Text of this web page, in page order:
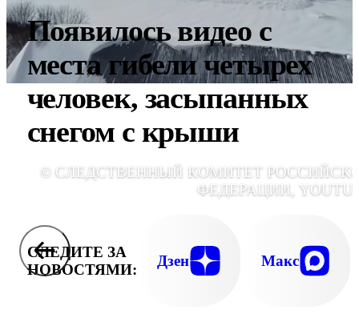
Появилось видео с
места гибели четырех
человек, засыпанных
снегом с крыши
© СЛЕДСТВЕННЫЙ КОМИТЕТ
ФЕДЕРАЦИИ,
СЛЕДИТЕ ЗА
НОВОСТЯМИ:
Дзен Макс